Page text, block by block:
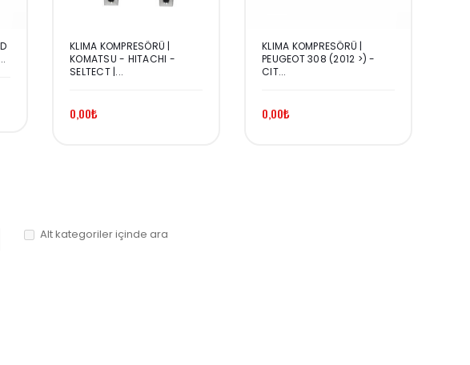
KLIMA KOMPRESÖRÜ |
KOMATSU - HITACHI -
SELTECT |...
0,00₺
KLIMA KOMPRESÖRÜ |
PEUGEOT 308 (2012 >) -
CIT...
0,00₺
Alt kategoriler içinde ara